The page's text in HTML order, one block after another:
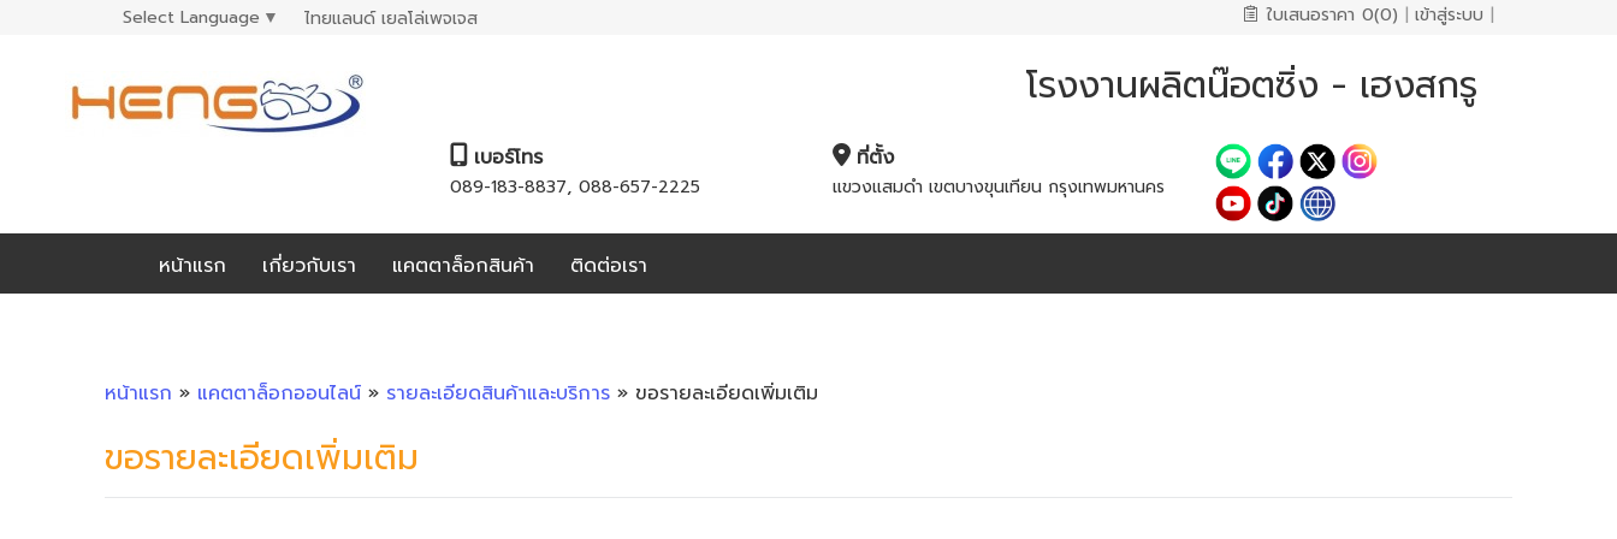
Select Language ▼ ไทยแลนด์ เยลโล่เพจเจส ใบเสนอราคา 0(0) | เข้าสู่ระบบ |
โรงงานผลิตน๊อตซิ่ง - เฮงสกรู
เบอร์โทร
089-183-8837, 088-657-2225
ที่ตั้ง
แขวงแสมดำ เขตบางขุนเทียน กรุงเทพมหานคร
หน้าแรก เกี่ยวกับเรา แคตตาล็อกสินค้า ติดต่อเรา
หน้าแรก » แคตตาล็อกออนไลน์ » รายละเอียดสินค้าและบริการ » ขอรายละเอียดเพิ่มเติม
ขอรายละเอียดเพิ่มเติม